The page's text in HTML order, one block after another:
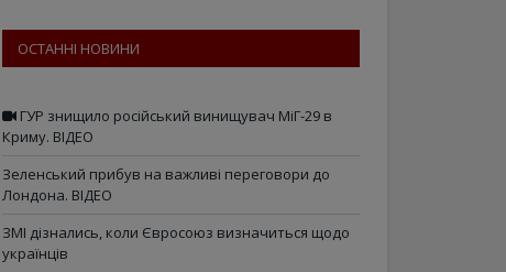
ОСТАННІ НОВИНИ
ГУР знищило російський винищувач МіГ-29 в
Криму. ВІДЕО
Зеленський прибув на важливі переговори до
Лондона. ВІДЕО
ЗМІ дізнались, коли Євросоюз визначиться щодо
українців